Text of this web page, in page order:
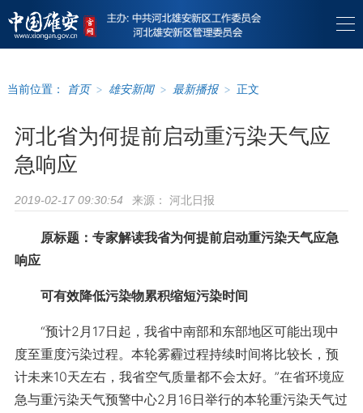
当前位置： 首页 > 雄安新闻 > 最新播报 > 正文
河北省为何提前启动重污染天气应
急响应
2019-02-17 09:30:54 来源： 河北日报
原标题：专家解读我省为何提前启动重污染天气应急
响应
可有效降低污染物累积缩短污染时间
“预计2月17日起，我省中南部和东部地区可能出现中
度至重度污染过程。本轮雾霾过程持续时间将比较长，预
计未来10天左右，我省空气质量都不会太好。”在省环境应
急与重污染天气预警中心2月16日举行的本轮重污染天气过